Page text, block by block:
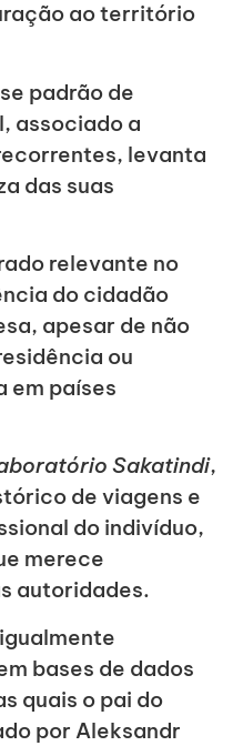
ao território
padrão de
associado a
levanta
das suas
relevante no
do cidadão
apesar de não
ou
em países
Sakatindi,
de viagens e
do indivíduo,
merece
autoridades.
bases de dados
quais o pai do
por Aleksandr